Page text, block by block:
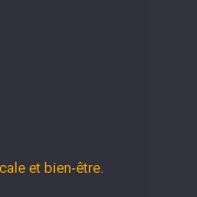
et bien-être.